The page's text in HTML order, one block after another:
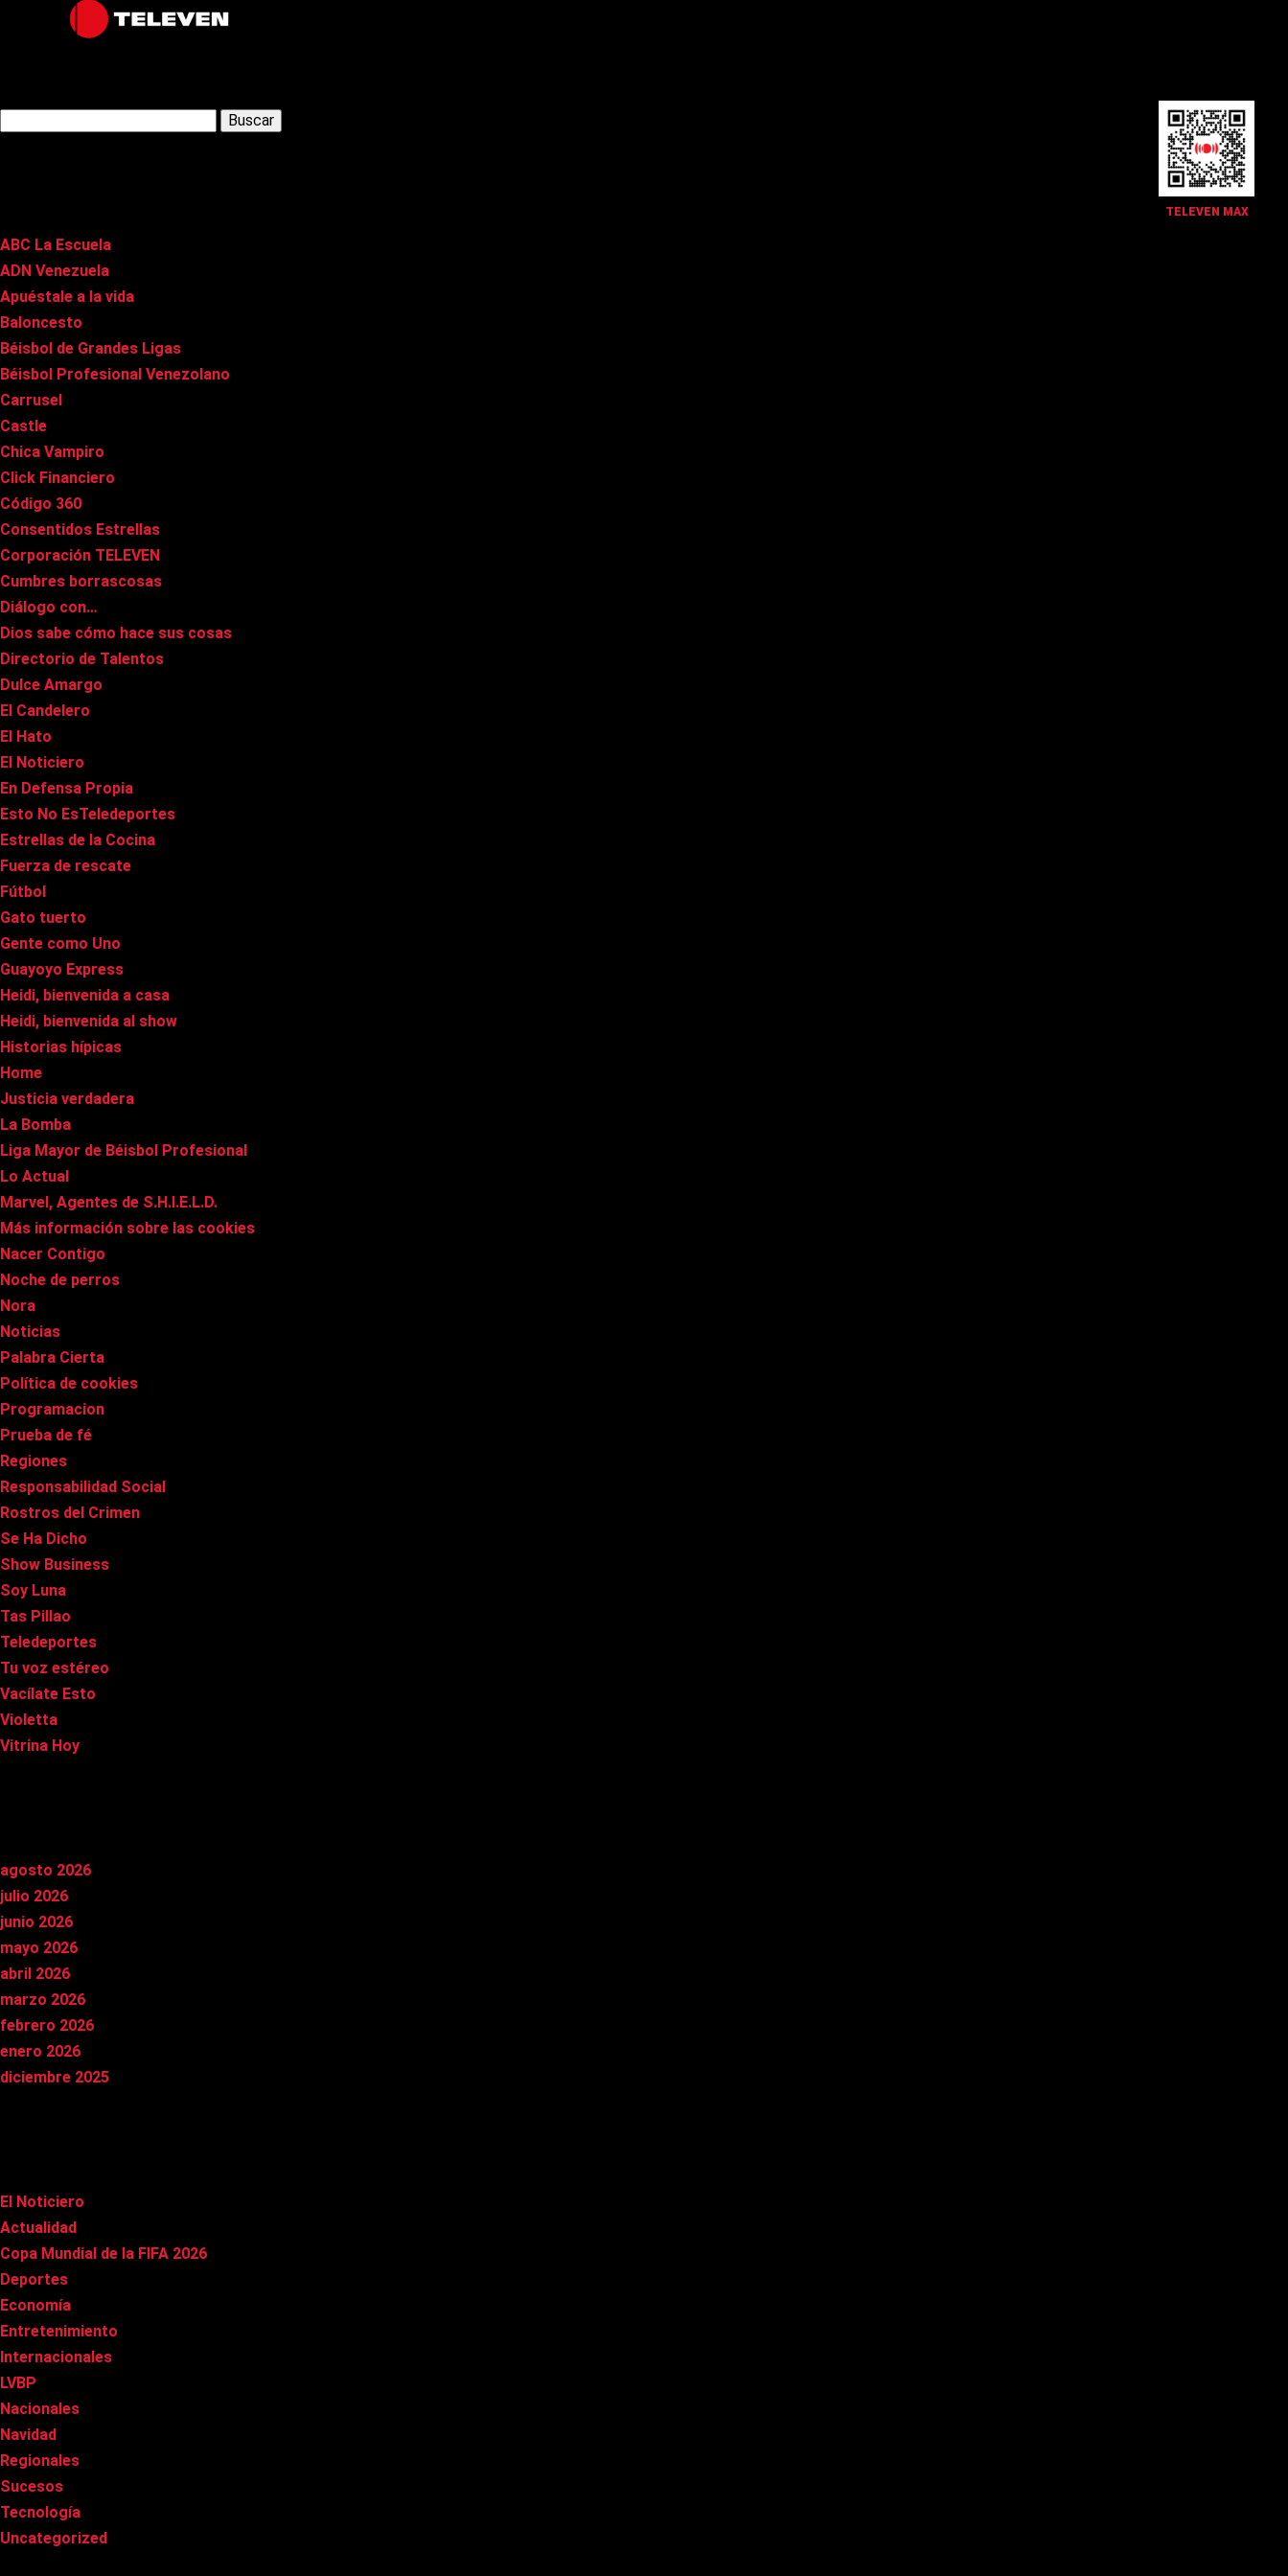
TELEVEN MAX
Latest Posts
ABC La Escuela
ADN Venezuela
Apuéstale a la vida
Baloncesto
Béisbol de Grandes Ligas
Béisbol Profesional Venezolano
Carrusel
Castle
Chica Vampiro
Click Financiero
Código 360
Consentidos Estrellas
Corporación TELEVEN
Cumbres borrascosas
Diálogo con…
Dios sabe cómo hace sus cosas
Directorio de Talentos
Dulce Amargo
El Candelero
El Hato
El Noticiero
En Defensa Propia
Esto No EsTeledeportes
Estrellas de la Cocina
Fuerza de rescate
Fútbol
Gato tuerto
Gente como Uno
Guayoyo Express
Heidi, bienvenida a casa
Heidi, bienvenida al show
Historias hípicas
Home
Justicia verdadera
La Bomba
Liga Mayor de Béisbol Profesional
Lo Actual
Marvel, Agentes de S.H.I.E.L.D.
Más información sobre las cookies
Nacer Contigo
Noche de perros
Nora
Noticias
Palabra Cierta
Política de cookies
Programacion
Prueba de fé
Regiones
Responsabilidad Social
Rostros del Crimen
Se Ha Dicho
Show Business
Soy Luna
Tas Pillao
Teledeportes
Tu voz estéreo
Vacílate Esto
Violetta
Vitrina Hoy
agosto 2026
julio 2026
junio 2026
mayo 2026
abril 2026
marzo 2026
febrero 2026
enero 2026
diciembre 2025
El Noticiero
Actualidad
Copa Mundial de la FIFA 2026
Deportes
Economía
Entretenimiento
Internacionales
LVBP
Nacionales
Navidad
Regionales
Sucesos
Tecnología
Uncategorized